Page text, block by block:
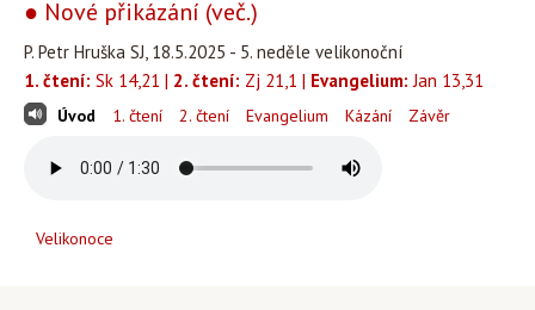
● Nové přikázání (več.)
P. Petr Hruška SJ, 18.5.2025 - 5. neděle velikonoční
1. čtení: Sk 14,21 | 2. čtení: Zj 21,1 | Evangelium: Jan 13,31
Úvod 1. čtení 2. čtení Evangelium Kázání Závěr
Velikonoce